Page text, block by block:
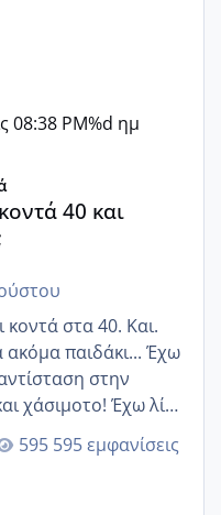
08:38 PM%d ημ
40 και
κοντά στα 40. Και.
παιδάκι... Έχω
στην
χάσιμοτο! Έχω λίγα
όσο κ αν προσπαθώ
595 εμφανίσεις